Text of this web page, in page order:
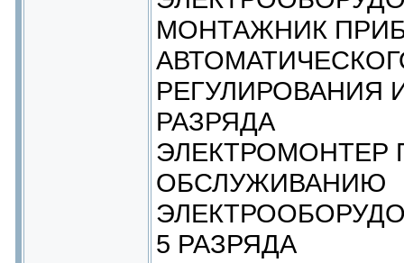
МОНТАЖНИК
РЕГУЛИРОВАНИЯ
РАЗРЯДА
ЭЛЕКТРОМОНТЕР
ОБСЛУЖИВАНИЮ
5 РАЗРЯДА